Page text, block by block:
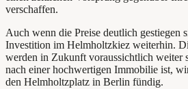
verschaffen.
Auch wenn die Preise deutlich gestiegen
Investition im Helmholtzkiez weiterhin.
werden in Zukunft voraussichtlich weiter
nach einer hochwertigen Immobilie ist,
den Helmholtzplatz in Berlin fündig.